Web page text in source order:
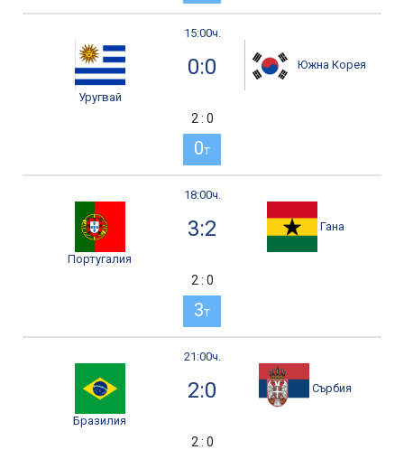
15:00ч.
Уругвай
0:0 Южна Корея
2 : 0
0т
18:00ч.
Португалия
3:2 Гана
2 : 0
3т
21:00ч.
Бразилия
2:0 Сърбия
2 : 0